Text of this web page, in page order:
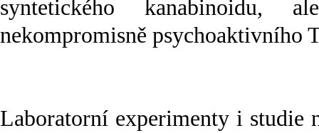
syntetického kanabinoidu,
nekompromisně psychoaktivního
Laboratorní experimenty i studie